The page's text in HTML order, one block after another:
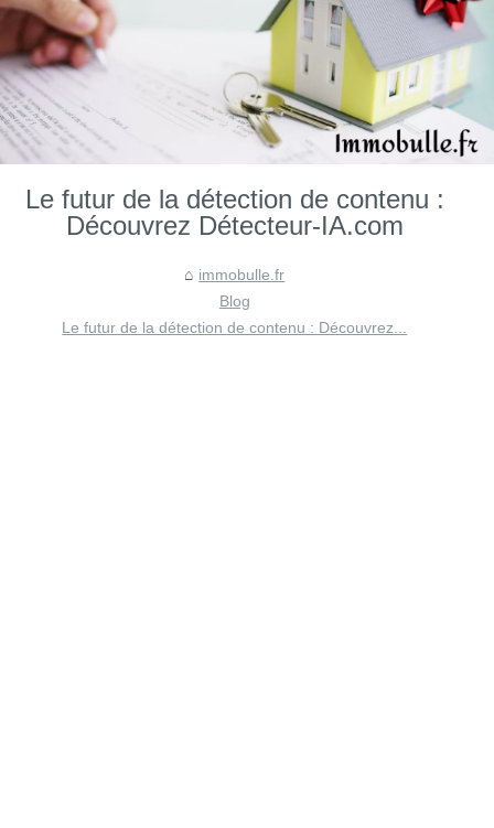
Le futur de la détection de contenu :
Découvrez Détecteur-IA.com
immobulle.fr
Blog
Le futur de la détection de contenu : Découvrez...